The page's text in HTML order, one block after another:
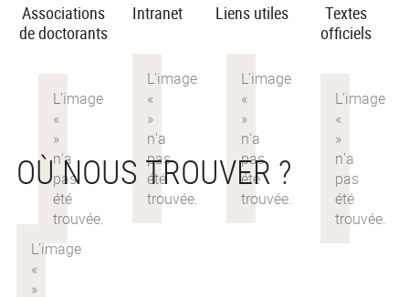
Associations
de doctorants
Intranet Liens utiles
Textes
officiels
OÙ NOUS TROUVER ?